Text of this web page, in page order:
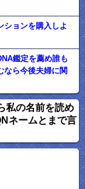
ションを購入しよ
鑑定を薦め誰も
なら今後夫婦に関
私の名前を読め
ネームとまで言